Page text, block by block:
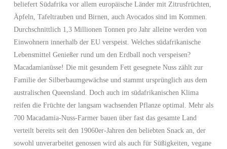
beliefert Südafrika vor allem europäische Länder mit Zitrusfrüchten,
Äpfeln, Tafeltrauben und Birnen, auch Avocados sind im Kommen.
Durchschnittlich 1,3 Millionen Tonnen pro Jahr alleine werden von
Einwohnern innerhalb der EU verspeist. Welches südafrikanische
Lebensmittel Genießer rund um den Erdball noch verspeisen?
Macadamianüsse! Die mit gesundem Fett gesegnete Nuss zählt zur
Familie der Silberbaumgewächse und stammt ursprünglich aus dem
australischen Queensland. Doch auch im südafrikanischen Klima
reifen die Früchte der langsam wachsenden Pflanze optimal. Mehr als
700 Macadamia-Nuss-Farmer bauen über fast das gesamte Land
verteilt bereits seit den 19060er-Jahren den beliebten Snack an, der
sowohl unverarbeitet genossen wird als auch für Süßigkeiten, vegane